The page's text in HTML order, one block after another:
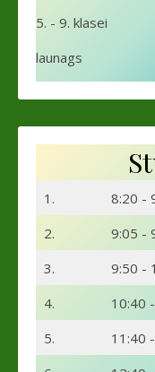
5. - 9. klasei
launags
1.
8:20 -
2.
9:05 -
3.
9:50 -
4.
10:40
5.
11:40